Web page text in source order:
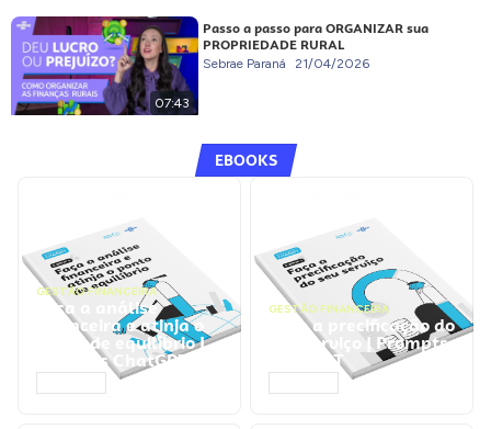
07:43
Passo a passo para ORGANIZAR sua
PROPRIEDADE RURAL
Sebrae Paraná 21/04/2026
EBOOKS
GESTÃO FINANCEIRA
Faça a análise
financeira e atinja o
ponto de equilíbrio |
Prompts ChatGPT
GESTÃO FINANCEIRA
Faça a precificação do
seu serviço | Prompts
ChatGPT